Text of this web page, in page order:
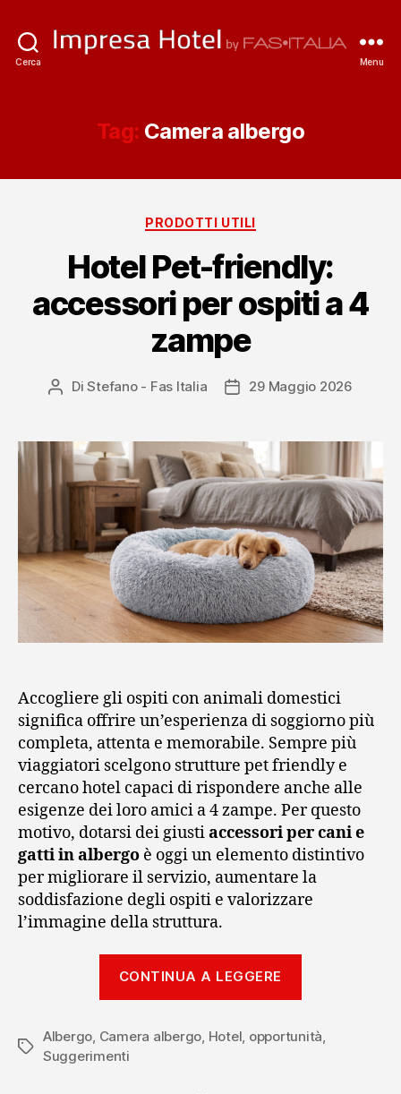
Cerca Menu
Tag: Camera albergo
Categorie
PRODOTTI UTILI
Hotel Pet-friendly:
accessori per ospiti a 4
zampe
Autore
DiStefano - Fas Italia
Data29 Maggio 2026
Accogliere gli ospiti con animali domestici
significa offrire un’esperienza di soggiorno più
completa, attenta e memorabile. Sempre più
viaggiatori scelgono strutture pet friendly e
cercano hotel capaci di rispondere anche alle
esigenze dei loro amici a 4 zampe. Per questo
motivo, dotarsi dei giustiaccessori per cani e
gatti in albergo è oggi un elemento distintivo
per migliorare il servizio, aumentare la
soddisfazione degli ospiti e valorizzare
l’immagine della struttura.
CONTINUA A LEGGERE
accessori
Tag
Albergo Camera albergo Hotel opportunità
Suggerimenti